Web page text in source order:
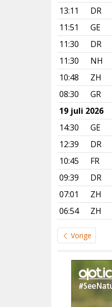
13:11
DR
11:51
GE
11:30
DR
11:30
NH
10:48
ZH
08:30
GR
19 juli 2026
14:30
GE
12:39
DR
10:45
FR
09:39
DR
07:01
ZH
06:54
ZH
Vorige